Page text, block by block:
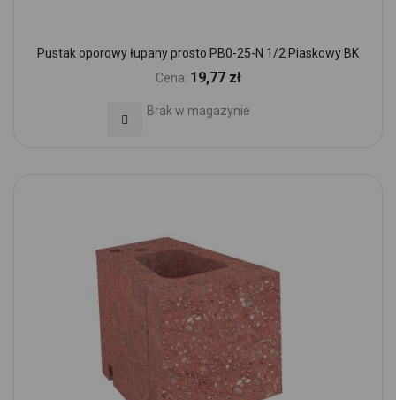
Pustak oporowy łupany prosto PB0-25-N 1/2 Piaskowy BK
Cena: 19,77 zł
Brak w magazynie
Dodaj do Ulubionych